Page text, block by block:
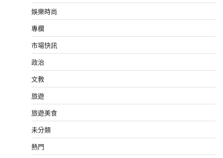
娛樂時尚
專欄
市場快訊
政治
文教
旅遊
旅遊美食
未分類
熱門